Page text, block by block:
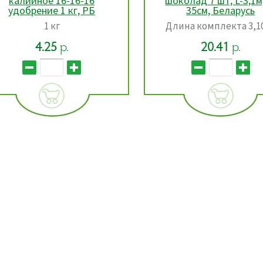
35см, Беларусь
Длина комплекта 3,10 м.
20.41р.
удобрение 1 кг,
1 кг
4.25 р.